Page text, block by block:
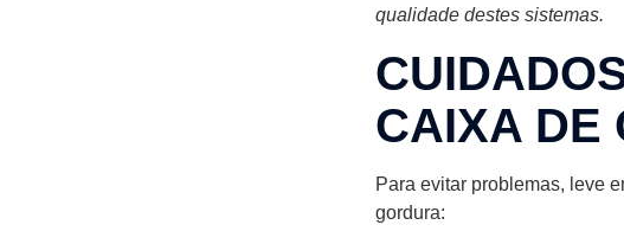
qualidade destes sistemas.
CAIXA DE
Para evitar problemas, leve
gordura: